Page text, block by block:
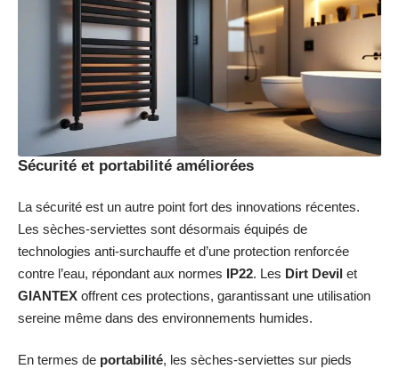
Sécurité et portabilité améliorées
La sécurité est un autre point fort des innovations récentes.
Les sèches-serviettes sont désormais équipés de
technologies anti-surchauffe et d’une protection renforcée
contre l’eau, répondant aux normes IP22. Les Dirt Devil et
GIANTEX offrent ces protections, garantissant une utilisation
sereine même dans des environnements humides.
En termes de portabilité, les sèches-serviettes sur pieds